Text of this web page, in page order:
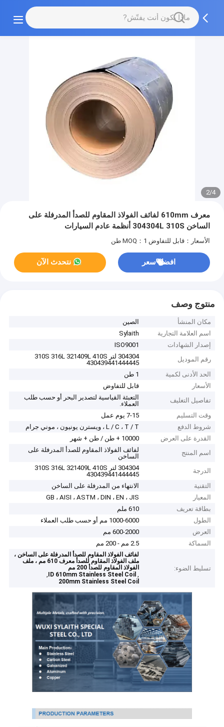
2/4
معرف 610mm لفائف الفولاذ المقاوم للصدأ المدرفلة على
الساخن 304304L 310S أنظمة عادم السيارات
الأسعار：قابل للتفاوض MOQ：1 طن
افضل سعر نتحدث الآن
منتوج وصف
مكان المنشأ
الصين
اسم العلامة التجارية
Sylaith
إصدار الشهادات
ISO9001
رقم الموديل
304304 لتر 310S 316L 321409L 410S
430439441444445
الحد الأدنى لكمية
1 طن
الأسعار
قابل للتفاوض
تفاصيل التغليف
التعبئة القياسية لتصدير البحر أو حسب طلب
العملاء.
وقت التسليم
7-15 يوم عمل
شروط الدفع
L / C ، T / T ، ويسترن يونيون ، موني جرام
القدرة على العرض
10000 + طن / طن + شهر
اسم المنتج
لفائف الفولاذ المقاوم للصدأ المدرفلة على
الساخن
الدرجة
304304 لتر 310S 316L 321409L 410S
430439441444445
التقنية
الانتهاء من المدرفلة على الساخن
المعيار
GB ، AISI ، ASTM ، DIN ، EN ، JIS
بطاقة تعريف
610 ملم
الطول
1000-6000 مم أو حسب طلب العملاء
العرض
600-2000 مم
السماكة
2.5 مم - 200 مم
تسليط الضوء:
لفائف الفولاذ المقاوم للصدأ المدرفلة على الساخن ،
ملف الفولاذ المقاوم للصدأ معرف 610 مم ، ملف
الفولاذ المقاوم للصدأ 200 مم
,
ID 610mm Stainless Steel Coil
,
200mm Stainless Steel Coil